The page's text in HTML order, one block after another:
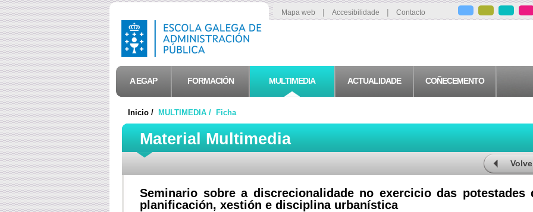
Mapa web | Accesibilidade | Contacto
A EGAP FORMACIÓN MULTIMEDIA ACTUALIDADE COÑECEMENTO
Inicio / MULTIMEDIA / Ficha
Material Multimedia
Seminario sobre a discrecionalidade no exercicio das potestades
planificación, xestión e disciplina urbanística